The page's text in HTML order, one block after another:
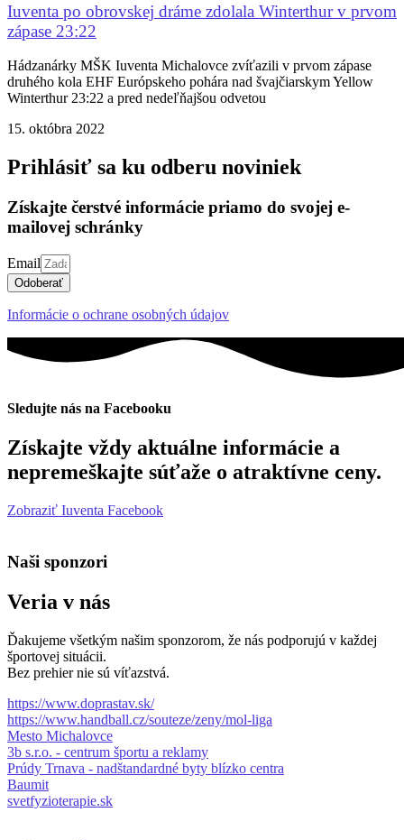
Iuventa po obrovskej dráme zdolala Winterthur v prvom
zápase 23:22
Hádzanárky MŠK Iuventa Michalovce zvíťazili v prvom zápase
druhého kola EHF Európskeho pohára nad švajčiarskym Yellow
Winterthur 23:22 a pred nedeľňajšou odvetou
15. októbra 2022
Prihlásiť sa ku odberu noviniek
Získajte čerstvé informácie priamo do svojej e-
mailovej schránky
Email
Odoberať
Informácie o ochrane osobných údajov
Sledujte nás na Facebooku
Získajte vždy aktuálne informácie a
nepremeškajte súťaže o atraktívne ceny.
Zobraziť Iuventa Facebook
Naši sponzori
Veria v nás
Ďakujeme všetkým našim sponzorom, že nás podporujú v každej
športovej situácii.
Bez prehier nie sú víťazstvá.
https://www.doprastav.sk/
https://www.handball.cz/souteze/zeny/mol-liga
Mesto Michalovce
3b s.r.o. - centrum športu a reklamy
Prúdy Trnava - nadštandardné byty blízko centra
Baumit
svetfyzioterapie.sk